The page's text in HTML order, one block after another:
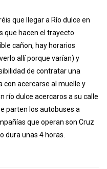
que llegar a Río dulce en
que hacen el trayecto
cañon, hay horarios
allí porque varían) y
de contratar una
con acercarse al muelle y
río dulce acercaros a su calle
parten los autobuses a
que operan son Cruz
dura unas 4 horas.